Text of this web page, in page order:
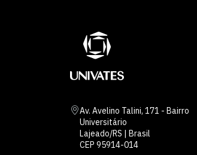
Av. Avelino Talini, 171 - Bairro
Universitário
Lajeado/RS | Brasil
CEP 95914-014